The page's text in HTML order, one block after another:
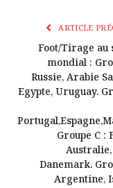
ARTICLE
Foot/Tirage au
mondial :
Russie, Arabie
Egypte, Uruguay.
Groupe C :
Danemark.
Argentine,